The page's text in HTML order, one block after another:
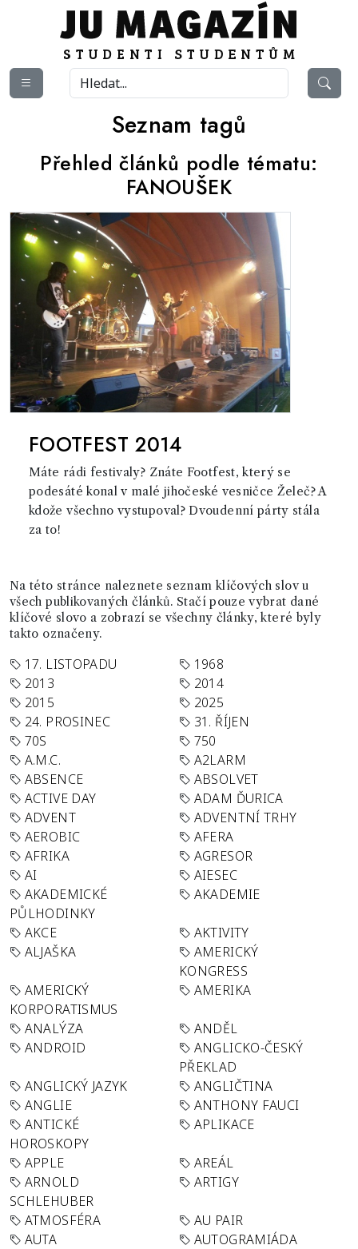
Seznam tagů
Přehled článků podle tématu:
FANOUŠEK
FOOTFEST 2014
Máte rádi festivaly? Znáte Footfest, který se
podesáté konal v malé jihočeské vesničce Želeč? A
kdože všechno vystupoval? Dvoudenní párty stála
za to!
Na této stránce naleznete seznam klíčových slov u
všech publikovaných článků. Stačí pouze vybrat dané
klíčové slovo a zobrazí se všechny články, které byly
takto označeny.
17. LISTOPADU
1968
2013
2014
2015
2025
24. PROSINEC
31. ŘÍJEN
70S
750
A.M.C.
A2LARM
ABSENCE
ABSOLVET
ACTIVE DAY
ADAM ĎURICA
ADVENT
ADVENTNÍ TRHY
AEROBIC
AFERA
AFRIKA
AGRESOR
AI
AIESEC
AKADEMICKÉ
PŮLHODINKY
AKADEMIE
AKCE
AKTIVITY
ALJAŠKA
AMERICKÝ
KONGRESS
AMERICKÝ
KORPORATISMUS
AMERIKA
ANALÝZA
ANDĚL
ANDROID
ANGLICKO-ČESKÝ
PŘEKLAD
ANGLICKÝ JAZYK
ANGLIČTINA
ANGLIE
ANTHONY FAUCI
ANTICKÉ
HOROSKOPY
APLIKACE
APPLE
AREÁL
ARNOLD
SCHLEHUBER
ARTIGY
ATMOSFÉRA
AU PAIR
AUTA
AUTOGRAMIÁDA